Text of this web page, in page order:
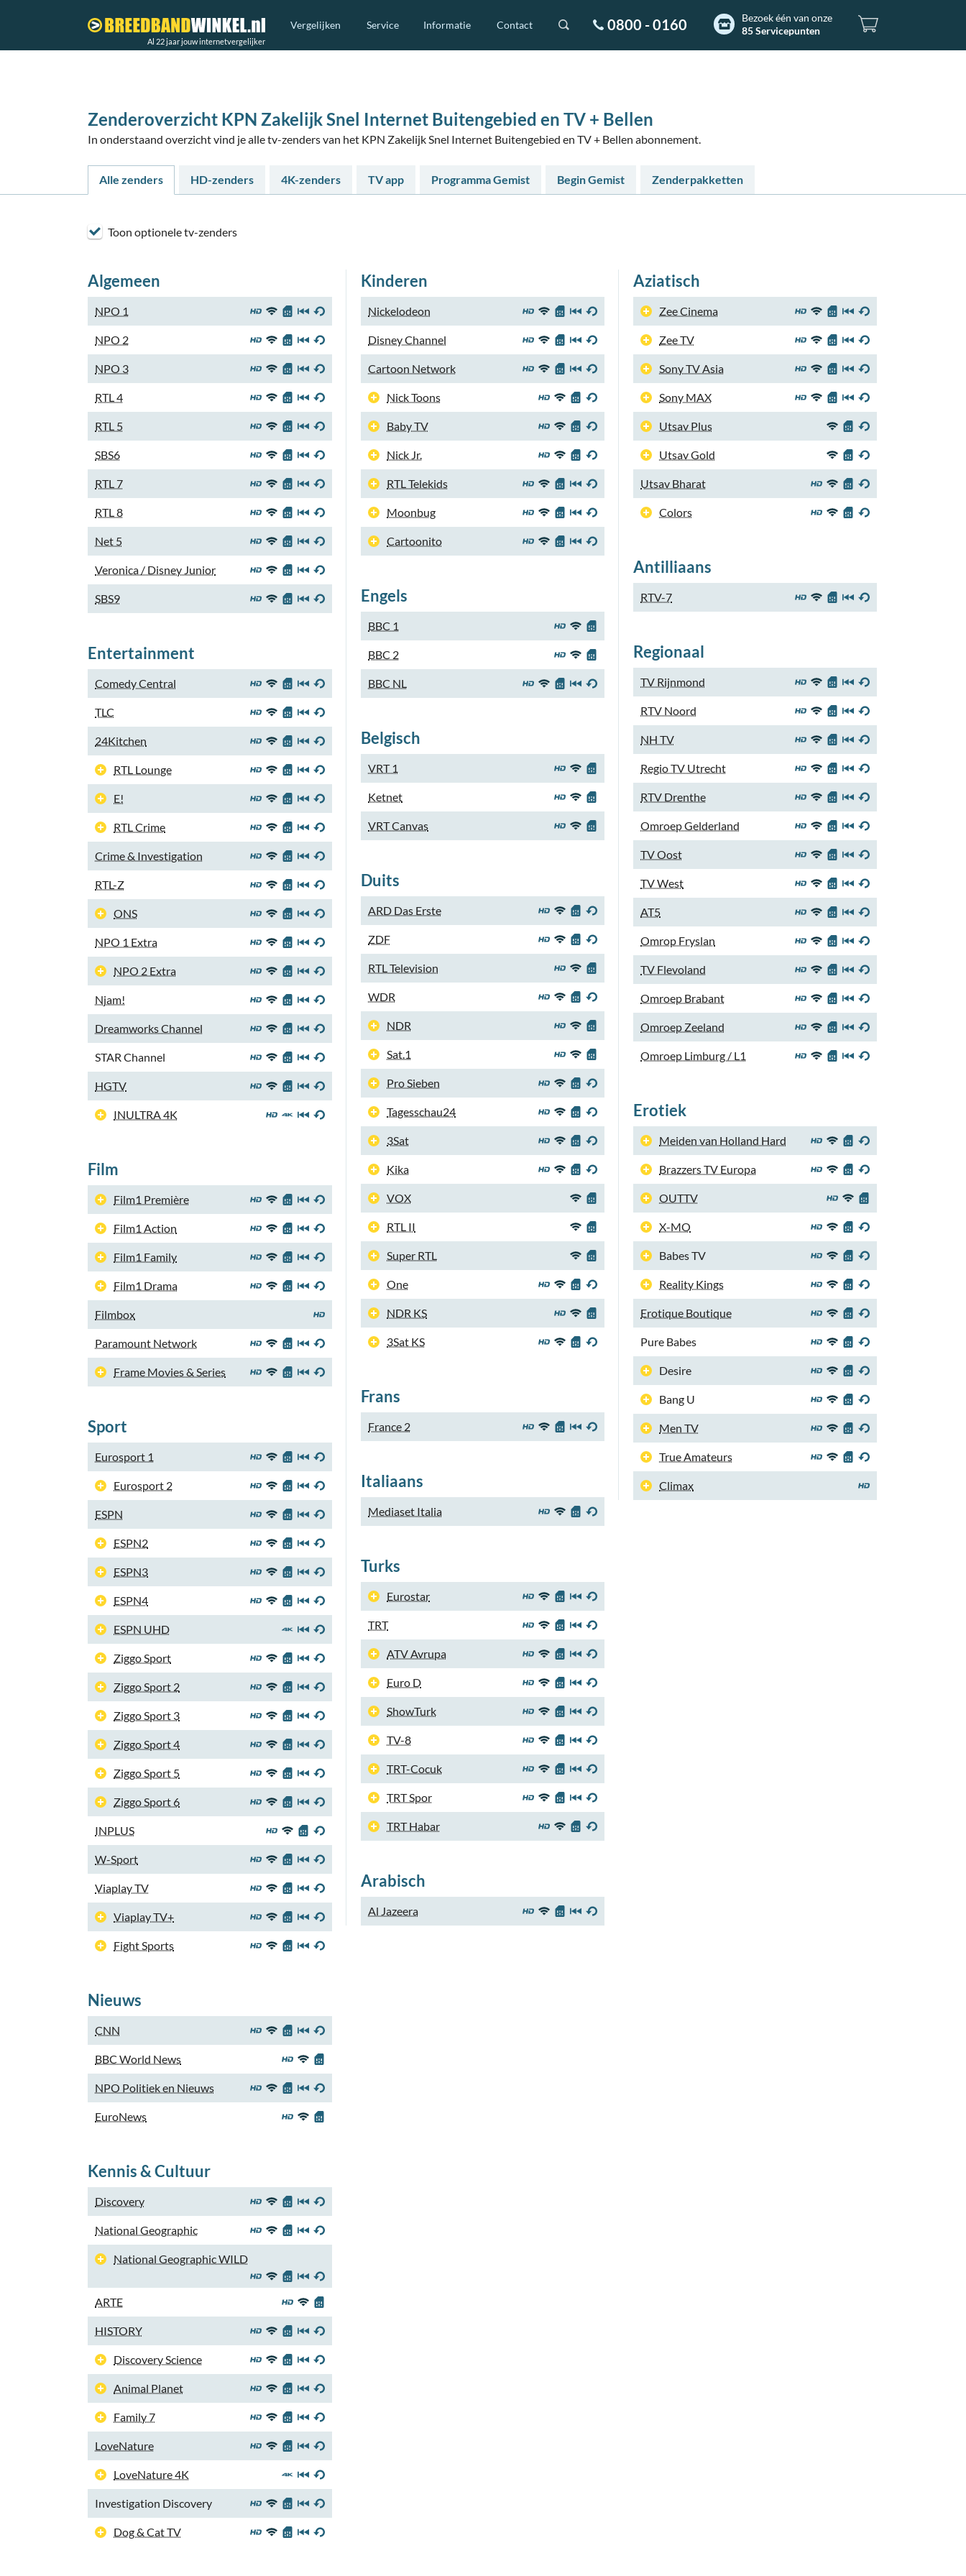
Al 22 jaar jouw internetvergelijker
Vergelijken Service Informatie Contact 0800 - 0160
Bezoek één van onze
85 Servicepunten
Zenderoverzicht KPN Zakelijk Snel Internet Buitengebied en TV + Bellen
In onderstaand overzicht vind je alle tv-zenders van het KPN Zakelijk Snel Internet Buitengebied en TV + Bellen abonnement.
Alle zenders HD-zenders 4K-zenders TV app Programma Gemist Begin Gemist Zenderpakketten
Toon optionele tv-zenders
Algemeen
NPO 1
NPO 2
NPO 3
RTL 4
RTL 5
SBS6
RTL 7
RTL 8
Net 5
Veronica / Disney Junior
SBS9
Entertainment
Comedy Central
TLC
24Kitchen
RTL Lounge
E!
RTL Crime
Crime & Investigation
RTL-Z
ONS
NPO 1 Extra
NPO 2 Extra
Njam!
Dreamworks Channel
STAR Channel
HGTV
INULTRA 4K
Film
Film1 Première
Film1 Action
Film1 Family
Film1 Drama
Filmbox
Paramount Network
Frame Movies & Series
Sport
Eurosport 1
Eurosport 2
ESPN
ESPN2
ESPN3
ESPN4
ESPN UHD
Ziggo Sport
Ziggo Sport 2
Ziggo Sport 3
Ziggo Sport 4
Ziggo Sport 5
Ziggo Sport 6
INPLUS
W-Sport
Viaplay TV
Viaplay TV+
Fight Sports
Nieuws
CNN
BBC World News
NPO Politiek en Nieuws
EuroNews
Kennis & Cultuur
Discovery
National Geographic
National Geographic WILD
ARTE
HISTORY
Discovery Science
Animal Planet
Family 7
LoveNature
LoveNature 4K
Investigation Discovery
Dog & Cat TV
Kinderen
Nickelodeon
Disney Channel
Cartoon Network
Nick Toons
Baby TV
Nick Jr.
RTL Telekids
Moonbug
Cartoonito
Engels
BBC 1
BBC 2
BBC NL
Belgisch
VRT 1
Ketnet
VRT Canvas
Duits
ARD Das Erste
ZDF
RTL Television
WDR
NDR
Sat.1
Pro Sieben
Tagesschau24
3Sat
Kika
VOX
RTL II
Super RTL
One
NDR KS
3Sat KS
Frans
France 2
Italiaans
Mediaset Italia
Turks
Eurostar
TRT
ATV Avrupa
Euro D
ShowTurk
TV-8
TRT-Cocuk
TRT Spor
TRT Habar
Arabisch
Al Jazeera
Aziatisch
Zee Cinema
Zee TV
Sony TV Asia
Sony MAX
Utsav Plus
Utsav Gold
Utsav Bharat
Colors
Antilliaans
RTV-7
Regionaal
TV Rijnmond
RTV Noord
NH TV
Regio TV Utrecht
RTV Drenthe
Omroep Gelderland
TV Oost
TV West
AT5
Omrop Fryslan
TV Flevoland
Omroep Brabant
Omroep Zeeland
Omroep Limburg / L1
Erotiek
Meiden van Holland Hard
Brazzers TV Europa
OUTTV
X-MO
Babes TV
Reality Kings
Erotique Boutique
Pure Babes
Desire
Bang U
Men TV
True Amateurs
Climax